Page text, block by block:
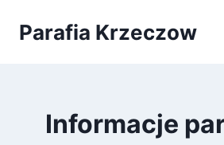
Parafia Krzeczow
Informacje